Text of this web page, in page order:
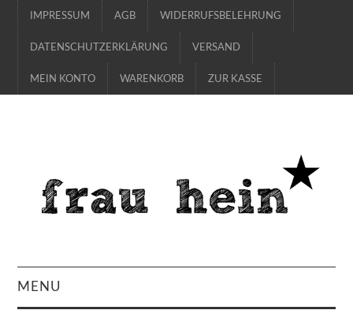
IMPRESSUM AGB WIDERRUFSBELEHRUNG
DATENSCHUTZERKLÄRUNG VERSAND
MEIN KONTO WARENKORB ZUR KASSE
MENU